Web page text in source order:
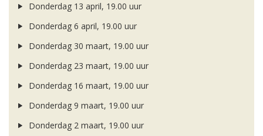
Donderdag 13 april, 19.00 uur
Donderdag 6 april, 19.00 uur
Donderdag 30 maart, 19.00 uur
Donderdag 23 maart, 19.00 uur
Donderdag 16 maart, 19.00 uur
Donderdag 9 maart, 19.00 uur
Donderdag 2 maart, 19.00 uur